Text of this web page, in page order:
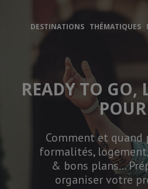
DESTINATIONS THÉMATIQUES
READY TO GO,
Comment et
formalités,
& bons plans…
organiser votre